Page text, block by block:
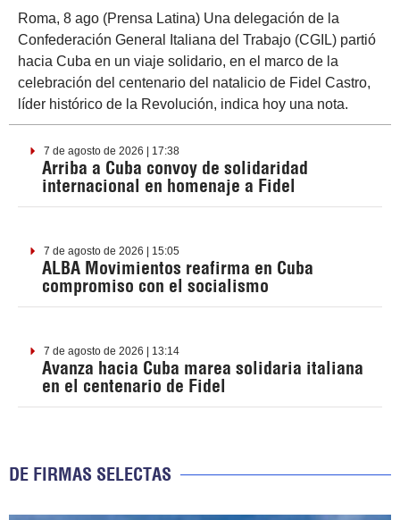
Roma, 8 ago (Prensa Latina) Una delegación de la
Confederación General Italiana del Trabajo (CGIL) partió
hacia Cuba en un viaje solidario, en el marco de la
celebración del centenario del natalicio de Fidel Castro,
líder histórico de la Revolución, indica hoy una nota.
7 de agosto de 2026 | 17:38
Arriba a Cuba convoy de solidaridad
internacional en homenaje a Fidel
7 de agosto de 2026 | 15:05
ALBA Movimientos reafirma en Cuba
compromiso con el socialismo
7 de agosto de 2026 | 13:14
Avanza hacia Cuba marea solidaria italiana
en el centenario de Fidel
DE FIRMAS SELECTAS